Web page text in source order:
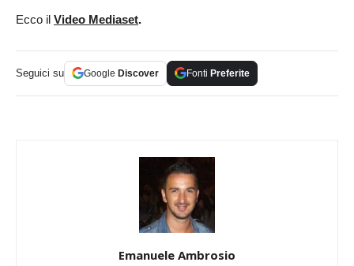
Ecco il Video Mediaset.
Seguici su Google Discover Fonti Preferite
Emanuele Ambrosio